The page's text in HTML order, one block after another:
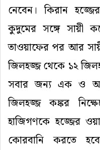
নেবেন। কিরান হজ্জের
কুদুমের সঙ্গে সায়ী
তাওয়াফের পর আর
জিলহজ্জথেকে ১২
সবার জন্য এক ও
জিলহজ্জ কঙ্কর
হাজিগণকে হজ্জের
কোরবানি
করতে হবে